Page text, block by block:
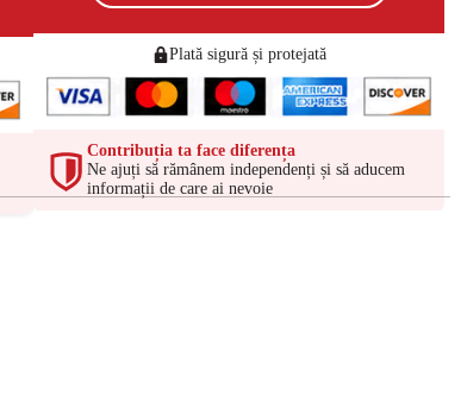
Plată sigură și protejată
Contribuția ta face diferența
Ne ajuți să rămânem independenți și să aducem
informații de care ai nevoie